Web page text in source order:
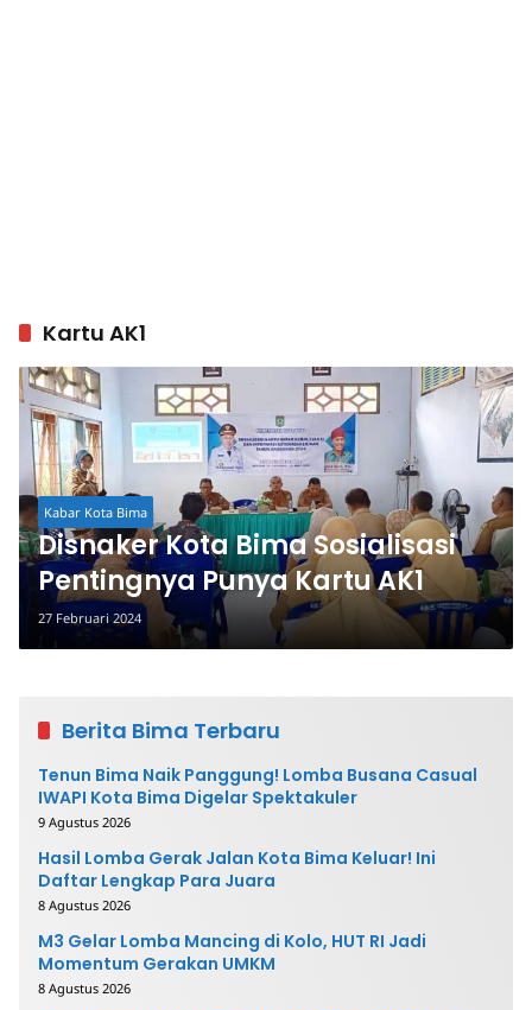
Kartu AK1
Kabar Kota Bima
Disnaker Kota Bima Sosialisasi
Pentingnya Punya Kartu AK1
27 Februari 2024
Berita Bima Terbaru
Tenun Bima Naik Panggung! Lomba Busana Casual
IWAPI Kota Bima Digelar Spektakuler
9 Agustus 2026
Hasil Lomba Gerak Jalan Kota Bima Keluar! Ini
Daftar Lengkap Para Juara
8 Agustus 2026
M3 Gelar Lomba Mancing di Kolo, HUT RI Jadi
Momentum Gerakan UMKM
8 Agustus 2026